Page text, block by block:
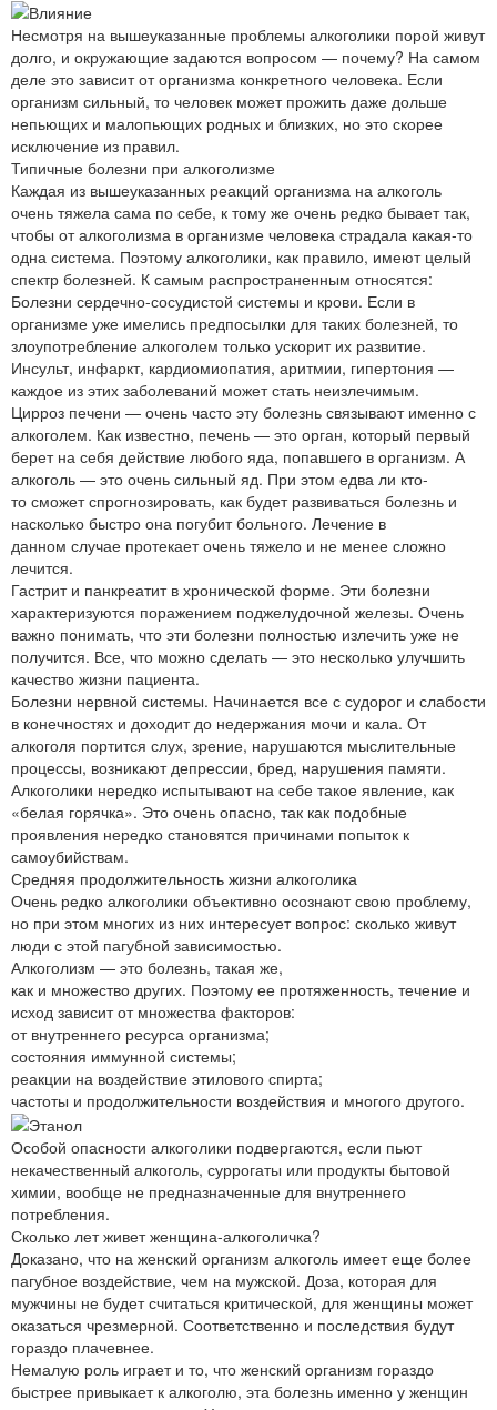
Несмотря на вышеуказанные проблемы алкоголики порой живут
долго, и окружающие задаются вопросом — почему? На самом
деле это зависит от организма конкретного человека. Если
организм сильный, то человек может прожить даже дольше
непьющих и малопьющих родных и близких, но это скорее
исключение из правил.
Типичные болезни при алкоголизме
Каждая из вышеуказанных реакций организма на алкоголь
очень тяжела сама по себе, к тому же очень редко бывает так,
чтобы от алкоголизма в организме человека страдала какая-то
одна система. Поэтому алкоголики, как правило, имеют целый
спектр болезней. К самым распространенным относятся:
Болезни сердечно-сосудистой системы и крови. Если в
организме уже имелись предпосылки для таких болезней, то
злоупотребление алкоголем только ускорит их развитие.
Инсульт, инфаркт, кардиомиопатия, аритмии, гипертония —
каждое из этих заболеваний может стать неизлечимым.
Цирроз печени — очень часто эту болезнь связывают именно с
алкоголем. Как известно, печень — это орган, который первый
берет на себя действие любого яда, попавшего в организм. А
алкоголь — это очень сильный яд. При этом едва ли кто-
то сможет спрогнозировать, как будет развиваться болезнь и
насколько быстро она погубит больного. Лечение в
данном случае протекает очень тяжело и не менее сложно
лечится.
Гастрит и панкреатит в хронической форме. Эти болезни
характеризуются поражением поджелудочной железы. Очень
важно понимать, что эти болезни полностью излечить уже не
получится. Все, что можно сделать — это несколько улучшить
качество жизни пациента.
Болезни нервной системы. Начинается все с судорог и слабости
в конечностях и доходит до недержания мочи и кала. От
алкоголя портится слух, зрение, нарушаются мыслительные
процессы, возникают депрессии, бред, нарушения памяти.
Алкоголики нередко испытывают на себе такое явление, как
«белая горячка». Это очень опасно, так как подобные
проявления нередко становятся причинами попыток к
самоубийствам.
Средняя продолжительность жизни алкоголика
Очень редко алкоголики объективно осознают свою проблему,
но при этом многих из них интересует вопрос: сколько живут
люди с этой пагубной зависимостью.
Алкоголизм — это болезнь, такая же,
как и множество других. Поэтому ее протяженность, течение и
исход зависит от множества факторов:
от внутреннего ресурса организма;
состояния иммунной системы;
реакции на воздействие этилового спирта;
частоты и продолжительности воздействия и многого другого.
Особой опасности алкоголики подвергаются, если пьют
некачественный алкоголь, суррогаты или продукты бытовой
химии, вообще не предназначенные для внутреннего
потребления.
Сколько лет живет женщина-алкоголичка?
Доказано, что на женский организм алкоголь имеет еще более
пагубное воздействие, чем на мужской. Доза, которая для
мужчины не будет считаться критической, для женщины может
оказаться чрезмерной. Соответственно и последствия будут
гораздо плачевнее.
Немалую роль играет и то, что женский организм гораздо
быстрее привыкает к алкоголю, эта болезнь именно у женщин